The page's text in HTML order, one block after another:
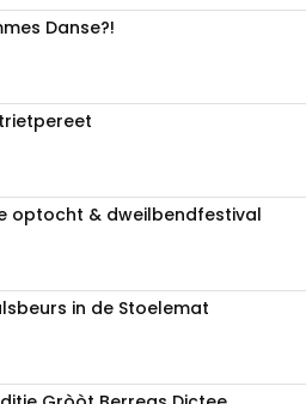
Danse?!
optocht & dweilbendfestival
in de Stoelemat